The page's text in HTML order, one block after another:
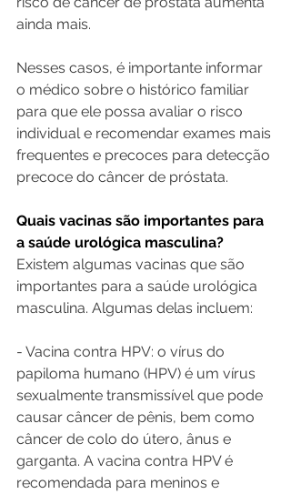
ainda mais.
Nesses casos, é importante informar
o médico sobre o histórico familiar
para que ele possa avaliar o risco
individual e recomendar exames mais
frequentes e precoces para detecção
precoce do câncer de próstata.
Quais vacinas são importantes para
a saúde urológica masculina?
Existem algumas vacinas que são
importantes para a saúde urológica
masculina. Algumas delas incluem:
- Vacina contra HPV: o vírus do
papiloma humano (HPV) é um vírus
sexualmente transmissível que pode
causar câncer de pênis, bem como
câncer de colo do útero, ânus e
garganta. A vacina contra HPV é
recomendada para meninos e